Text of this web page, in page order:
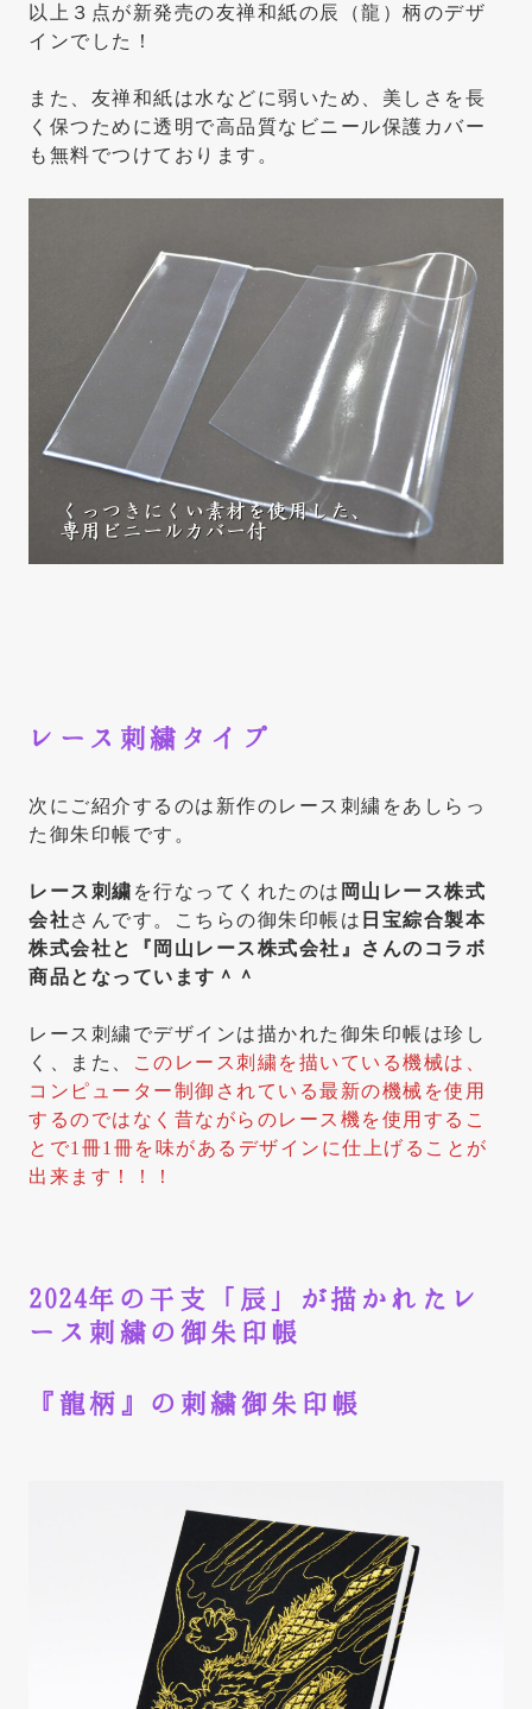
以上３点が新発売の友禅和紙の辰（龍）柄のデザ
インでした！
また、友禅和紙は水などに弱いため、美しさを長
く保つために透明で高品質なビニール保護カバー
も無料でつけております。
レース刺繍タイプ
次にご紹介するのは新作のレース刺繍をあしらっ
た御朱印帳です。
レース刺繍 を行なってくれたのは 岡山レース株式
会社さんです。こちらの御朱印帳は 日宝綜合製本
株式会社と『岡山レース株式会社』さんのコラボ
商品となっています＾＾
レース刺繍でデザインは描かれた御朱印帳は珍し
く、また、
このレース刺繍を描いている機械は、
コンピューター制御されている最新の機械を使用
するのでは なく昔ながらのレース機を使用するこ
とで1冊1冊を味があるデザインに仕上げることが
出来ます！！！
2024年の干支「辰」が描かれたレ
ース刺繍の御朱印帳
『龍柄』の刺繍御朱印帳